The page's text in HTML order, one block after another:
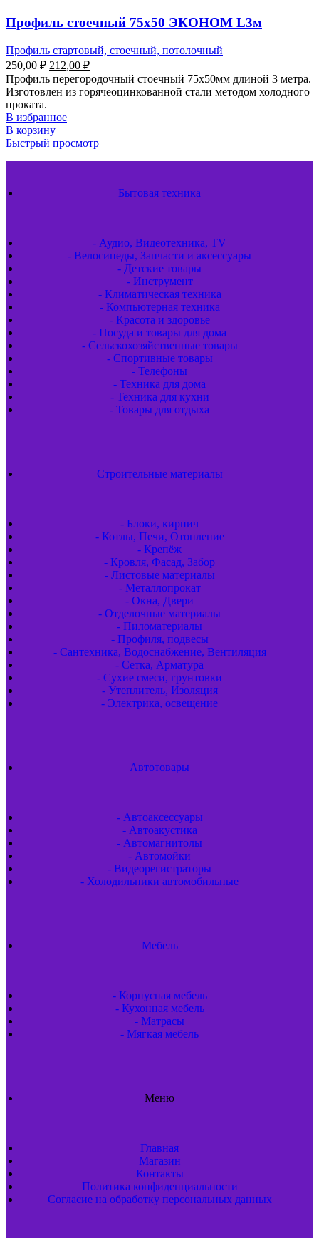
Профиль стоечный 75х50 ЭКОНОМ L3м
Профиль стартовый, стоечный, потолочный
250,00₽ 212,00 ₽
Профиль перегородочный стоечный 75х50мм длиной 3 метра.
Изготовлен из горячеоцинкованной стали методом холодного
проката.
В избранное
В корзину
Быстрый просмотр
Бытовая техника
- Аудио, Видеотехника, TV
- Велосипеды, Запчасти и аксессуары
- Детские товары
- Инструмент
- Климатическая техника
- Компьютерная техника
- Красота и здоровье
- Посуда и товары для дома
- Сельскохозяйственные товары
- Спортивные товары
- Телефоны
- Техника для дома
- Техника для кухни
- Товары для отдыха
Строительные материалы
- Блоки, кирпич
- Котлы, Печи, Отопление
- Крепёж
- Кровля, Фасад, Забор
- Листовые материалы
- Металлопрокат
- Окна, Двери
- Отделочные материалы
- Пиломатериалы
- Профиля, подвесы
- Сантехника, Водоснабжение, Вентиляция
- Сетка, Арматура
- Сухие смеси, грунтовки
- Утеплитель, Изоляция
- Электрика, освещение
Автотовары
- Автоаксессуары
- Автоакустика
- Автомагнитолы
- Автомойки
- Видеорегистраторы
- Холодильники автомобильные
Мебель
- Корпусная мебель
- Кухонная мебель
- Матрасы
- Мягкая мебель
Меню
Главная
Магазин
Контакты
Политика конфиденциальности
Согласие на обработку персональных данных